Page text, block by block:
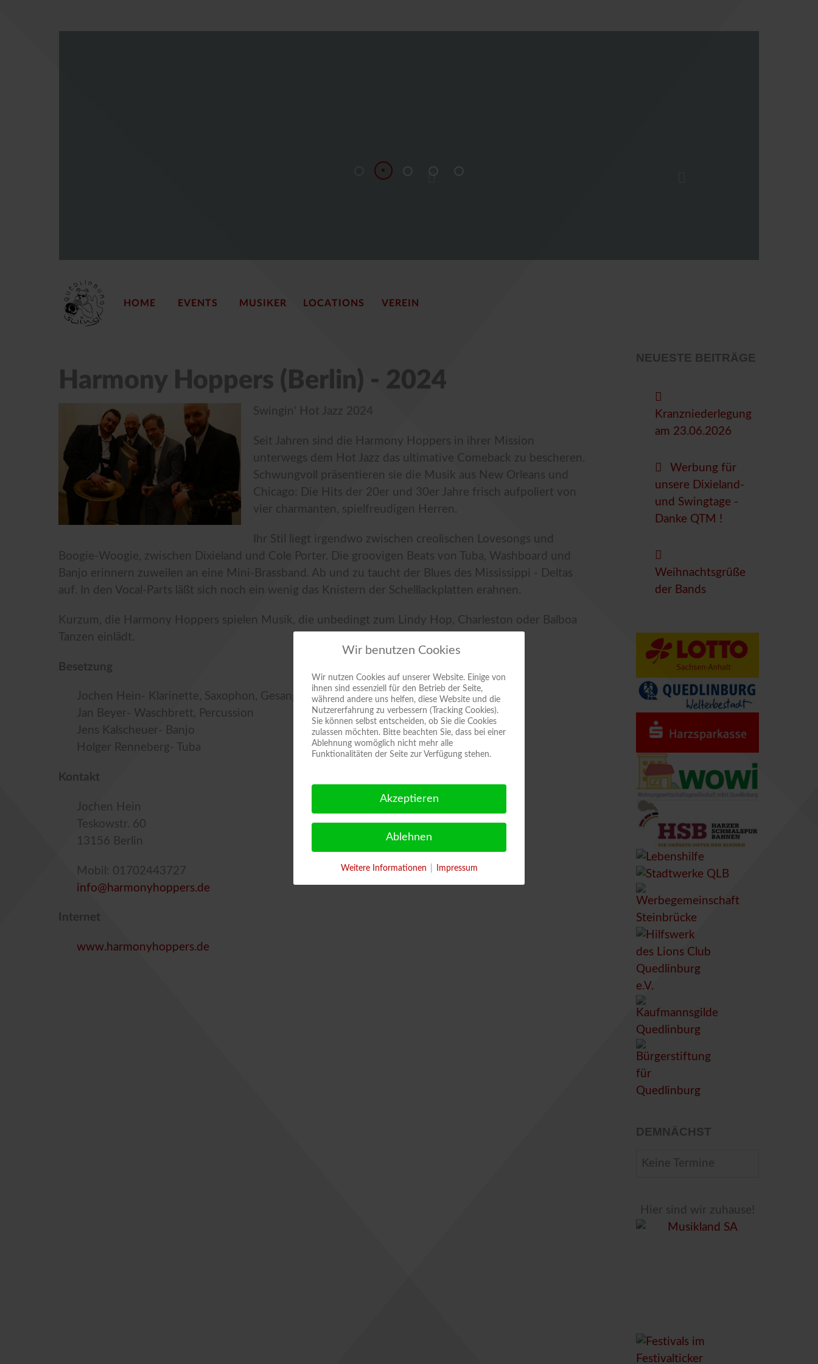
HOME EVENTS MUSIKER LOCATIONS VEREIN
Harmony Hoppers (Berlin) - 2024
Swingin‘ Hot Jazz 2024
Seit Jahren sind die Harmony Hoppers in ihrer Mission
unterwegs dem Hot Jazz das ultimative Comeback zu bescheren.
Schwungvoll präsentieren sie die Musik aus New Orleans und
Chicago: Die Hits der 20er und 30er Jahre frisch aufpoliert von
vier charmanten, spielfreudigen Herren.
Ihr Stil liegt irgendwo zwischen creolischen Lovesongs und
Boogie-Woogie, zwischen Dixieland und Cole Porter. Die groovigen Beats von Tuba, Washboard und
Banjo erinnern zuweilen an eine Mini-Brassband. Ab und zu taucht der Blues des Mississippi - Deltas
auf. In den Vocal-Parts läßt sich noch ein wenig das Knistern der Schelllackplatten erahnen.
Kurzum, die Harmony Hoppers spielen Musik, die unbedingt zum Lindy Hop, Charleston oder Balboa
Tanzen einlädt.
Besetzung
Jochen Hein- Klarinette, Saxophon, Gesang
Jan Beyer- Waschbrett, Percussion
Jens Kalscheuer- Banjo
Holger Renneberg- Tuba
Kontakt
Jochen Hein
Teskowstr. 60
13156 Berlin
Mobil: 01702443727
info@harmonyhoppers.de
Internet
www.harmonyhoppers.de
NEUESTE BEITRÄGE
Kranzniederlegung
am 23.06.2026
Werbung für
unsere Dixieland-
und Swingtage -
Danke QTM !
Weihnachtsgrüße
der Bands
DEMNÄCHST
Keine Termine
Hier sind wir zuhause!
Wir benutzen Cookies
Wir nutzen Cookies auf unserer Website. Einige von
ihnen sind essenziell für den Betrieb der Seite,
während andere uns helfen, diese Website und die
Nutzererfahrung zu verbessern (Tracking Cookies).
Sie können selbst entscheiden, ob Sie die Cookies
zulassen möchten. Bitte beachten Sie, dass bei einer
Ablehnung womöglich nicht mehr alle
Funktionalitäten der Seite zur Verfügung stehen.
Akzeptieren
Ablehnen
Weitere Informationen Impressum